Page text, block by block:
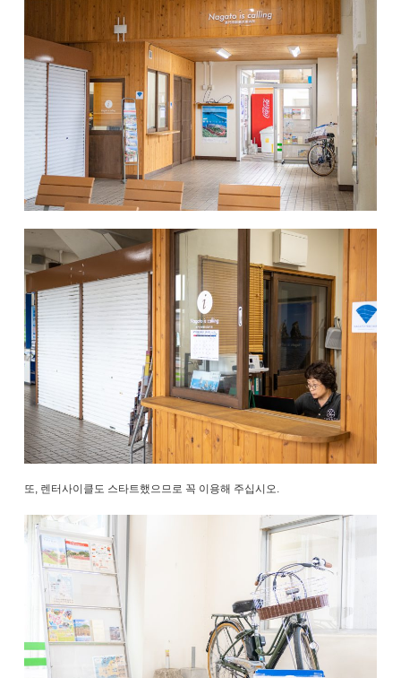
또, 렌터사이클도 스타트했으므로 꼭 이용해 주십시오.